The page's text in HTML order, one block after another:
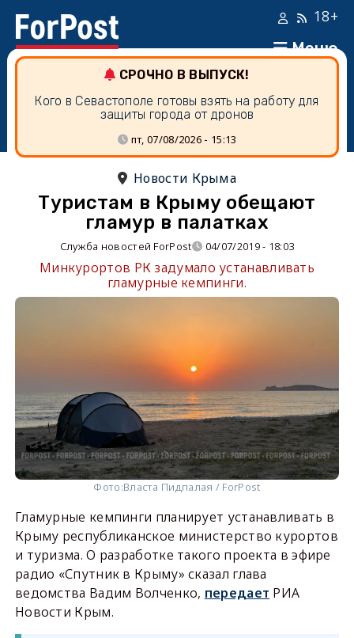
Меню
18+
СРОЧНО В ВЫПУСК!
Кого в Севастополе готовы взять на работу для
защиты города от дронов
пт, 07/08/2026 - 15:13
Новости Крыма
Туристам в Крыму обещают
гламур в палатках
Служба новостей ForPost 04/07/2019 - 18:03
Минкурортов РК задумало устанавливать
гламурные кемпинги.
Фото:Власта Пидпалая / ForPost
Гламурные кемпинги планирует устанавливать в
Крыму республиканское министерство курортов
и туризма. О разработке такого проекта в эфире
радио «Спутник в Крыму» сказал глава
ведомства Вадим Волченко, передает РИА
Новости Крым.